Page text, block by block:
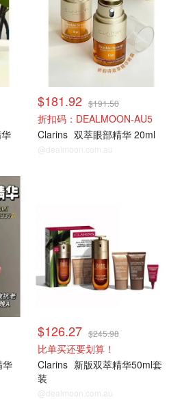
$181.92 $191.50
折扣码：DEALMOON-AU5
Clarins 双萃眼部精华 20ml
@dealmoon.com.au
华
$126.27 $245.98
比单买还要划算！
Clarins 新版双萃精华50ml套
装
@dealmoon.com.au